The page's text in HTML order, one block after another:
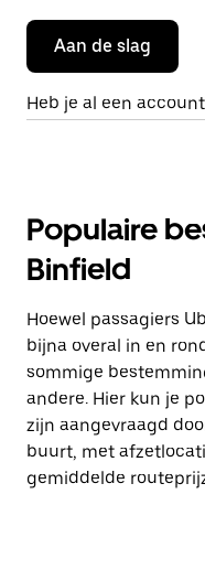
Aan de slag
Heb je al een
Populaire
Binfield
Hoewel passagiers
bijna overal in en
sommige
andere. Hier kun je
zijn aangevraagd
buurt, met
gemiddelde